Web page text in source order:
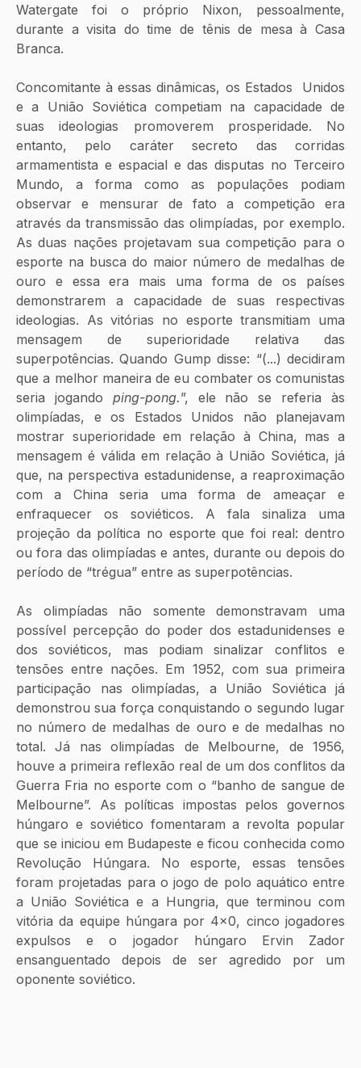
Watergate foi o próprio Nixon, pessoalmente,
durante a visita do time de tênis de mesa à Casa
Branca.
Concomitante à essas dinâmicas, os Estados  Unidos
e a União Soviética competiam na capacidade de
suas ideologias promoverem prosperidade. No
entanto, pelo caráter secreto das corridas
armamentista e espacial e das disputas no Terceiro
Mundo, a forma como as populações podiam
observar e mensurar de fato a competição era
através da transmissão das olimpíadas, por exemplo.
As duas nações projetavam sua competição para o
esporte na busca do maior número de medalhas de
ouro e essa era mais uma forma de os países
demonstrarem a capacidade de suas respectivas
ideologias. As vitórias no esporte transmitiam uma
mensagem de superioridade relativa das
superpotências. Quando Gump disse: “(...) decidiram
que a melhor maneira de eu combater os comunistas
seria jogando ping-pong.”, ele não se referia às
olimpíadas, e os Estados Unidos não planejavam
mostrar superioridade em relação à China, mas a
mensagem é válida em relação à União Soviética, já
que, na perspectiva estadunidense, a reaproximação
com a China seria uma forma de ameaçar e
enfraquecer os soviéticos. A fala sinaliza uma
projeção da política no esporte que foi real: dentro
ou fora das olimpíadas e antes, durante ou depois do
período de “trégua” entre as superpotências.
As olimpíadas não somente demonstravam uma
possível percepção do poder dos estadunidenses e
dos soviéticos, mas podiam sinalizar conflitos e
tensões entre nações. Em 1952, com sua primeira
participação nas olimpíadas, a União Soviética já
demonstrou sua força conquistando o segundo lugar
no número de medalhas de ouro e de medalhas no
total. Já nas olimpíadas de Melbourne, de 1956,
houve a primeira reflexão real de um dos conflitos da
Guerra Fria no esporte com o “banho de sangue de
Melbourne”. As políticas impostas pelos governos
húngaro e soviético fomentaram a revolta popular
que se iniciou em Budapeste e ficou conhecida como
Revolução Húngara. No esporte, essas tensões
foram projetadas para o jogo de polo aquático entre
a União Soviética e a Hungria, que terminou com
vitória da equipe húngara por 4x0, cinco jogadores
expulsos e o jogador húngaro Ervin Zador
ensanguentado depois de ser agredido por um
oponente soviético.